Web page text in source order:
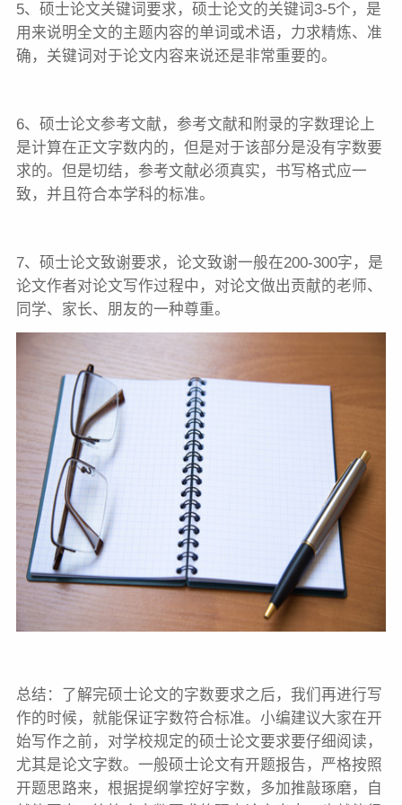
5、硕士论文关键词要求，硕士论文的关键词3-5个，是
用来说明全文的主题内容的单词或术语，力求精炼、准
确，关键词对于论文内容来说还是非常重要的。
6、硕士论文参考文献，参考文献和附录的字数理论上
是计算在正文字数内的，但是对于该部分是没有字数要
求的。但是切结，参考文献必须真实，书写格式应一
致，并且符合本学科的标准。
7、硕士论文致谢要求，论文致谢一般在200-300字，是
论文作者对论文写作过程中，对论文做出贡献的老师、
同学、家长、朋友的一种尊重。
总结：了解完硕士论文的字数要求之后，我们再进行写
作的时候，就能保证字数符合标准。小编建议大家在开
始写作之前，对学校规定的硕士论文要求要仔细阅读，
尤其是论文字数。一般硕士论文有开题报告，严格按照
开题思路来，根据提纲掌控好字数，多加推敲琢磨，自